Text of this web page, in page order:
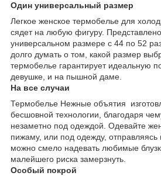
Один универсальный размер
Легкое женское термобелье для
сядет на любую фигуру.
универсальном размере с 44 по 52
долго думать о том, какой размер
термобелье гарантирует идеальную
девушке, и на пышной даме.
На все случаи
Термобелье Нежные объятия
бесшовной технологии, благодаря
незаметно под одеждой. Одевайте
пижаму, или под одежду, отправляясь
можно смело надевать любимые
малейшего риска замерзнуть.
Особый покрой